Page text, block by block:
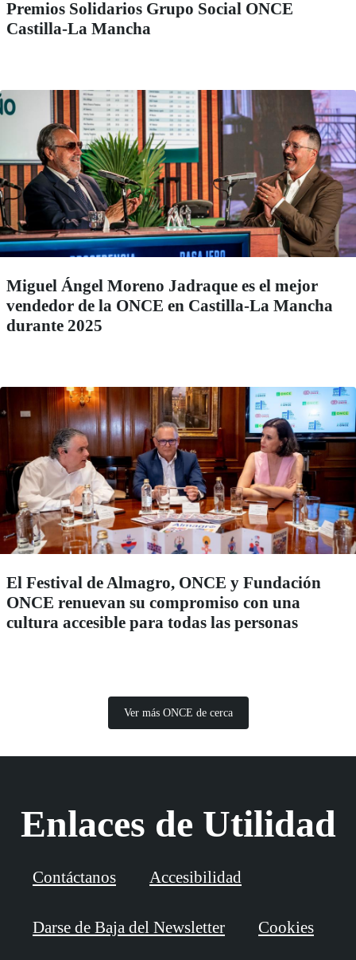
Premios Solidarios Grupo Social ONCE
Castilla-La Mancha
Miguel Ángel Moreno Jadraque es el mejor
vendedor de la ONCE en Castilla-La Mancha
durante 2025
El Festival de Almagro, ONCE y Fundación
ONCE renuevan su compromiso con una
cultura accesible para todas las personas
Ver más ONCE de cerca
Enlaces de Utilidad
Contáctanos Accesibilidad
Darse de Baja del Newsletter Cookies